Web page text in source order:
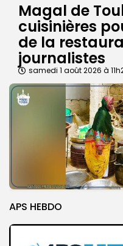
Magal de
cuisinières
de la
journalistes
samedi 1 août 2026 à
APS HEBDO